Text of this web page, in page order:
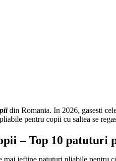
din Romania. In 2026, gasesti
pentru copii cu saltea se
– Top 10 patuturi
mai ieftine patuturi pliabile pentru